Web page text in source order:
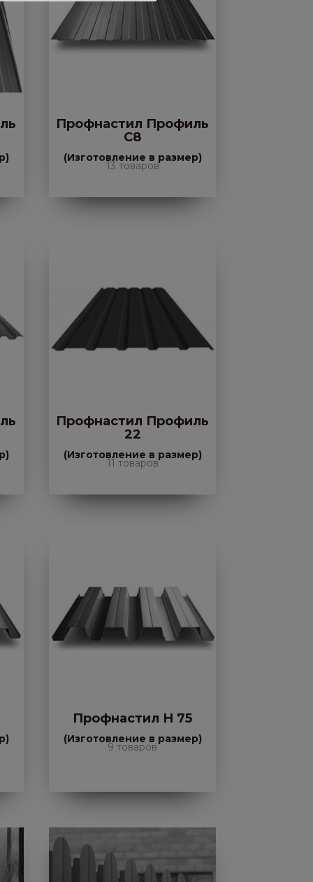
Профнастил Профиль
С8
(Изготовление в размер)
13 товаров
Профнастил Профиль
22
(Изготовление в размер)
11 товаров
Профнастил Н 75
(Изготовление в размер)
9 товаров